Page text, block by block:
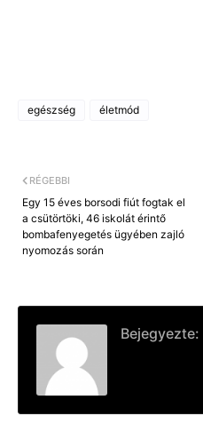
egészség életmód
RÉGEBBI
Egy 15 éves borsodi fiút fogtak el
a csütörtöki, 46 iskolát érintő
bombafenyegetés ügyében zajló
nyomozás során
Bejegyezte: